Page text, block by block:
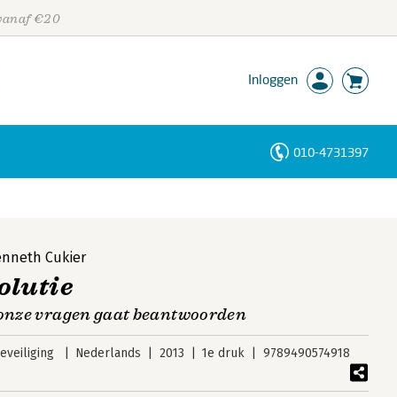
€20
Inloggen
010-4731397
Cukier
vragen gaat beantwoorden
Nederlands 2013 1e druk 9789490574918
Personen